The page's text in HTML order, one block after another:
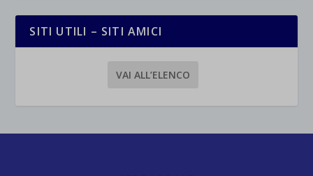
SITI UTILI – SITI AMICI
VAI ALL’ELENCO